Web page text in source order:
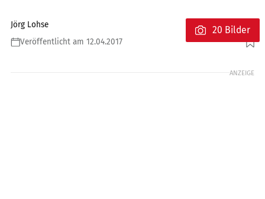
Jörg Lohse
Veröffentlicht am 12.04.2017
Foto: r-photography.info
20 Bilder
ANZEIGE